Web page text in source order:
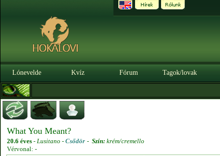
Lónevelde Kvíz Fórum Tagok/lovak
What You Meant?
20.6 éves - Lusitano - Csődör - Szín: krém/cremello
Vérvonal: -